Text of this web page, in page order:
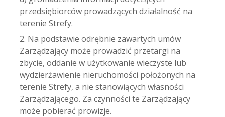
przedsiębiorców prowadzących działalność na
terenie Strefy.
2. Na podstawie odrębnie zawartych umów
Zarządzający może prowadzić przetargi na
zbycie, oddanie w użytkowanie wieczyste lub
wydzierżawienie nieruchomości położonych na
terenie Strefy, a nie stanowiących własności
Zarządzającego. Za czynności te Zarządzający
może pobierać prowizje.